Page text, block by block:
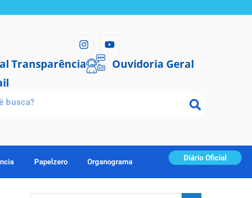
Transparência
Ouvidoria Geral
Papelzero Organograma Diário Oficial